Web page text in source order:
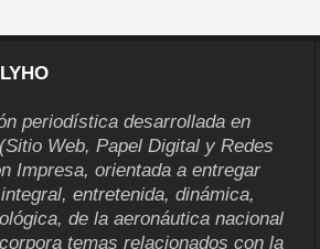
periodística desarrollada en
Web, Papel Digital y Redes
Impresa, orientada a entregar
entretenida, dinámica,
de la aeronáutica nacional
temas relacionados con la